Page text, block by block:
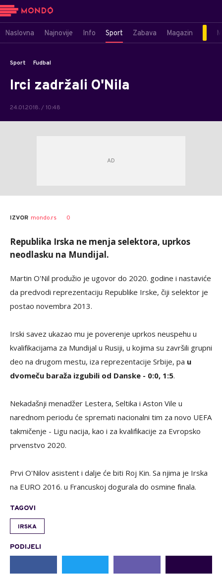
Naslovna Najnovije Info Sport Zabava Magazin
Sport Fudbal
Irci zadržali O'Nila
24.01.2018. / 10:48
IZVOR mondo.rs 0
Republika Irska ne menja selektora, uprkos
neodlasku na Mundijal.
Martin O'Nil produžio je ugovor do 2020. godine i nastaviće
da predvodi reprezentaciju Republike Irske, čiji selektor je
postao novembra 2013.
Irski savez ukazao mu je poverenje uprkos neuspehu u
kvalifikacijama za Mundijal u Rusiji, u kojima su završili grupni
deo na drugom mestu, iza reprezentacije Srbije, pa u
dvomeču baraža izgubili od Danske - 0:0, 1:5.
Nekadašnji menadžer Lestera, Seltika i Aston Vile u
narednom periodu će spremati nacionalni tim za novo UEFA
takmičenje - Ligu nacija, kao i za kvalifikacije za Evropsko
prvenstvo 2020.
Prvi O'Nilov asistent i dalje će biti Roj Kin. Sa njima je Irska
na EURO 2016. u Francuskoj dogurala do osmine finala.
TAGOVI
IRSKA
PODIJELI